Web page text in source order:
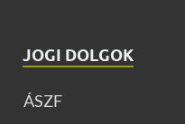
JOGI DOLGOK
ÁSZF